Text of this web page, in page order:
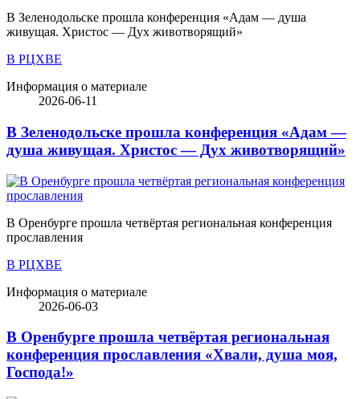
В Зеленодольске прошла конференция «Адам — душа
живущая. Христос — Дух животворящий»
В РЦХВЕ
Информация о материале
2026-06-11
В Зеленодольске прошла конференция «Адам —
душа живущая. Христос — Дух животворящий»
В Оренбурге прошла четвёртая региональная конференция
прославления
В РЦХВЕ
Информация о материале
2026-06-03
В Оренбурге прошла четвёртая региональная
конференция прославления «Хвали, душа моя,
Господа!»